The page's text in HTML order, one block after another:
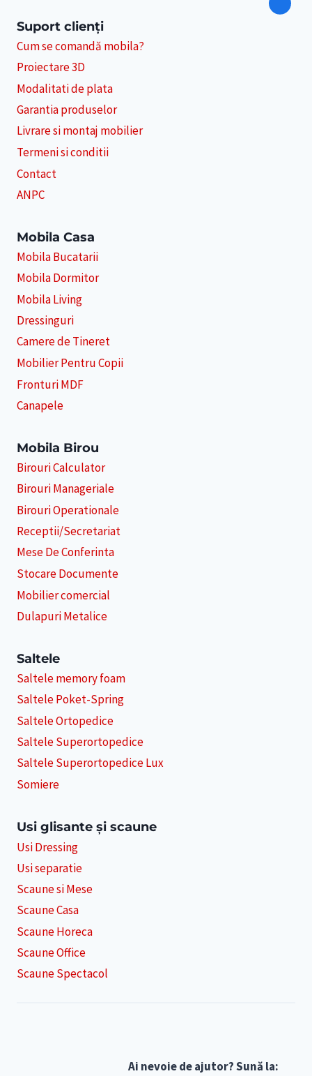
Suport clienți
Cum se comandă mobila?
Proiectare 3D
Modalitati de plata
Garantia produselor
Livrare si montaj mobilier
Termeni si conditii
Contact
ANPC
Mobila Casa
Mobila Bucatarii
Mobila Dormitor
Mobila Living
Dressinguri
Camere de Tineret
Mobilier Pentru Copii
Fronturi MDF
Canapele
Mobila Birou
Birouri Calculator
Birouri Manageriale
Birouri Operationale
Receptii/Secretariat
Mese De Conferinta
Stocare Documente
Mobilier comercial
Dulapuri Metalice
Saltele
Saltele memory foam
Saltele Poket-Spring
Saltele Ortopedice
Saltele Superortopedice
Saltele Superortopedice Lux
Somiere
Usi glisante și scaune
Usi Dressing
Usi separatie
Scaune si Mese
Scaune Casa
Scaune Horeca
Scaune Office
Scaune Spectacol
Ai nevoie de ajutor? Sună la: